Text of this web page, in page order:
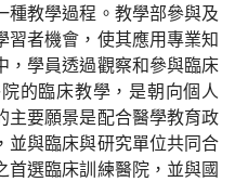
種教學過程。教學部參與及
習者機會，使其應用專業知
，學員透過觀察和參與臨床
的臨床教學，是朝向個人
主要願景是配合醫學教育政
並與臨床與研究單位共同合
首選臨床訓練醫院，並與國